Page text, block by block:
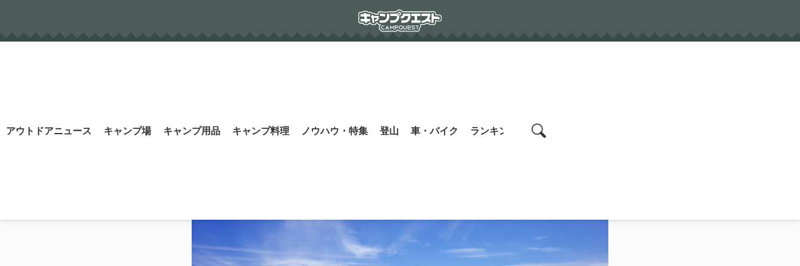
アウトドアニュース キャンプ場 キャンプ用品 キャンプ料理 ノウハウ・特集 登山 車・バイク ランキング search
Search